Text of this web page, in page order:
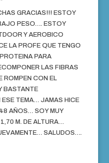
GRACIAS!!! ESTOY
PESO…. ESTOY
Y AEROBICO
LA PROFE QUE TENGO
PARA
LAS FIBRAS
ROMPEN CON EL
BASTANTE
TEMA… JAMAS HICE
AÑOS… SOY MUY
M. DE ALTURA…
SALUDOS….